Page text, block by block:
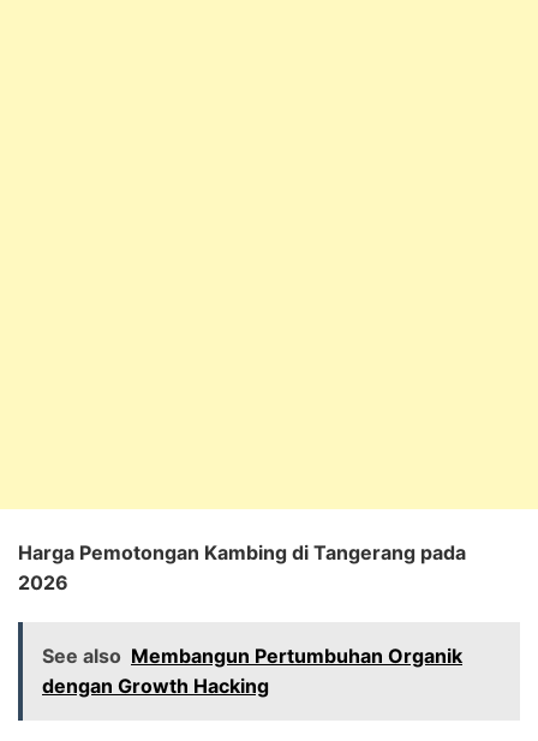
Harga Pemotongan Kambing di Tangerang pada
2026
See also Membangun Pertumbuhan Organik
dengan Growth Hacking